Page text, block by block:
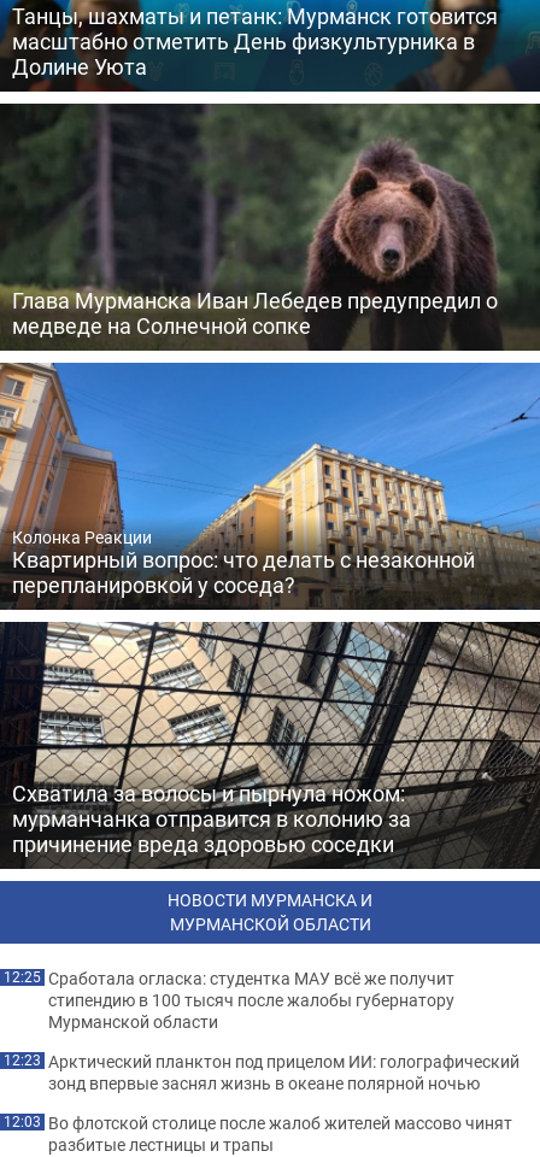
Танцы, шахматы и петанк: Мурманск готовится
масштабно отметить День физкультурника в
Долине Уюта
Глава Мурманска Иван Лебедев предупредил о
медведе на Солнечной сопке
Колонка Реакции
Квартирный вопрос: что делать с незаконной
перепланировкой у соседа?
Схватила за волосы и пырнула ножом:
мурманчанка отправится в колонию за
причинение вреда здоровью соседки
НОВОСТИ МУРМАНСКА И
МУРМАНСКОЙ ОБЛАСТИ
12:25 Сработала огласка: студентка МАУ всё же получит
стипендию в 100 тысяч после жалобы губернатору
Мурманской области
12:23 Арктический планктон под прицелом ИИ: голографический
зонд впервые заснял жизнь в океане полярной ночью
12:03 Во флотской столице после жалоб жителей массово чинят
разбитые лестницы и трапы